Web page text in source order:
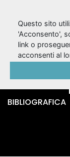
The
BIBLIOGRAFICA
Questo sito
'Acconsento',
link o
acconsenti al